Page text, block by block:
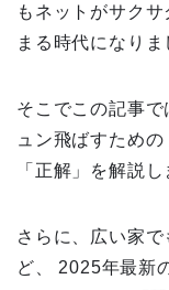
もネットがサク
まる時代になりま
そこでこの記事
ュン飛ばすため
「正解」を解説し
さらに、広い家
ど、 2025年最新